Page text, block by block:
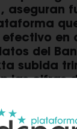
aseguran
en
del
subida
las cifras
tanto